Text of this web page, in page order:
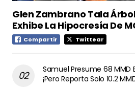
Glen Zambrano Tala
Exhibe La Hipocresía De
Compartir Twittear
Samuel Presume 68 MMD
¡Pero Reporta Solo 10.2